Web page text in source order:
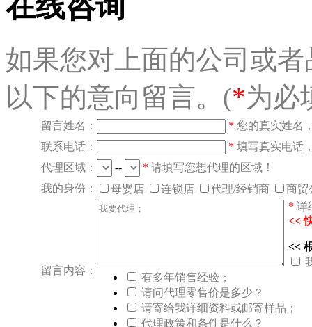
在线咨询
如果您对上面的公司或
以下的意向留言。(*为必
留言姓名： * 您的真实姓名
联系电话：
* 填写真实电话
代理区域：
-- * 请填写您想代理的区域！
我的身份：
母婴店 连锁店 代理/经销商 商贸
留言内容：
* 详
<<
<<
有多年销售经验；
请问代理零售价是多少？
请寄给我详细资料或邮寄样品；
代理政策和条件是什么？